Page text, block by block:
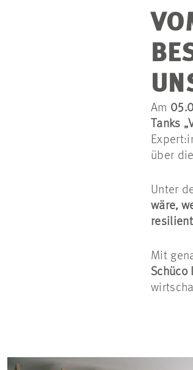
Am
Tanks
über
Unter
wäre,
Mit
Schüco